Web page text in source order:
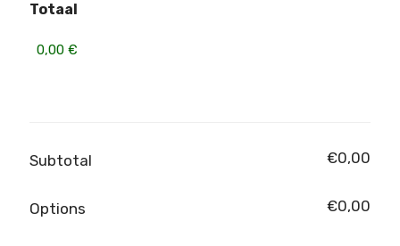
Totaal
Subtotal €0,00
Options €0,00